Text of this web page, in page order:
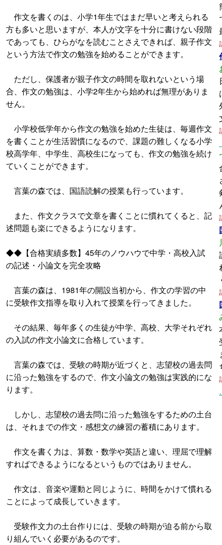
作文を書くのは、小学1年生ではまだ早いと考えられる
方も多いと思いますが、本人が文字を十分に書けない段階
であっても、ひらがなを読むことさえできれば、親子作文
という方法で作文の勉強を始めることができます。
ただし、保護者が親子作文の時間を取れないという場
合、作文の勉強は、小学2年生から始めれば無理がありま
せん。
小学校低学年から作文の勉強を始めた生徒は、毎週作文
を書くことが生活習慣になるので、課題の難しくなる小学
校高学年、中学生、高校生になっても、作文の勉強を続け
ていくことができます。
言葉の森では、国語読解の授業も行っています。
また、作文クラスで文章を書くことに慣れてくると、記
述問題も楽にできるようになります。
◆◆【合格実績多数】45年のノウハウで中学・高校入試
の記述・小論文を完全攻略
言葉の森は、1981年の開設当初から、作文の学習の中
に受験作文指導を取り入れて授業を行ってきました。
その結果、毎年多くの生徒が中学、高校、大学それぞれ
の入試の作文小論文に合格しています。
言葉の森では、受験の時期が近づくと、志望校の過去問
に沿った勉強をするので、作文小論文の勉強は実践的にな
ります。
しかし、志望校の過去問に沿った勉強をするための土台
は、それまでの作文・感想文の練習の蓄積にあります。
作文を書く力は、算数・数学や英語と違い、理屈で理解
すればできるようになるというものではありません。
作文は、音楽や運動と同じように、時間をかけて慣れる
ことによって成長していきます。
受験作文力の土台作りには、受験の時期が迫る前から取
り組んでいく必要があるのです。